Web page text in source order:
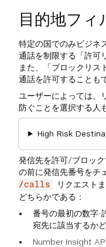
目的地フ
特定の国でのみビジネ
通話を制限する「許可
また、「ブロックリス
通話を許可することも
ユーザーによっては、
防ぐことを選択する人
High Risk
発信先を許可/ブロッ
の前に発信先番号をチ
/calls
リクエスト
どちらかである：
番号の最初の数字-
宛先に該当するか
Number Insight